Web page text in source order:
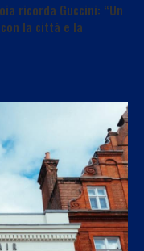
ricorda Guccini: “Un
la città e la